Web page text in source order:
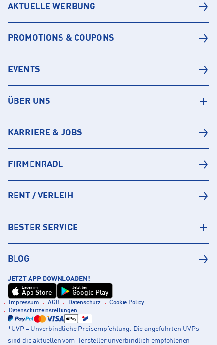
AKTUELLE WERBUNG
PROMOTIONS & COUPONS
EVENTS
ÜBER UNS
KARRIERE & JOBS
FIRMENRADL
RENT / VERLEIH
BESTER SERVICE
BLOG
JETZT APP DOWNLOADEN!
Laden im
App Store
Jetzt bei
Google Play
Impressum AGB Datenschutz
Cookie Policy
Datenschutzeinstellungen
*UVP = Unverbindliche Preisempfehlung. Die angeführten UVPs
sind die aktuellen vom Hersteller unverbindlich empfohlenen